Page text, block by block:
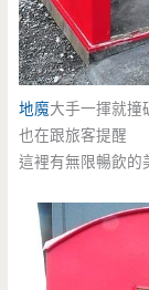
地魔大手一揮就撞
也在跟旅客提醒
這裡有無限暢飲的